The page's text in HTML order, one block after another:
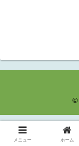
©
メニュー ホーム